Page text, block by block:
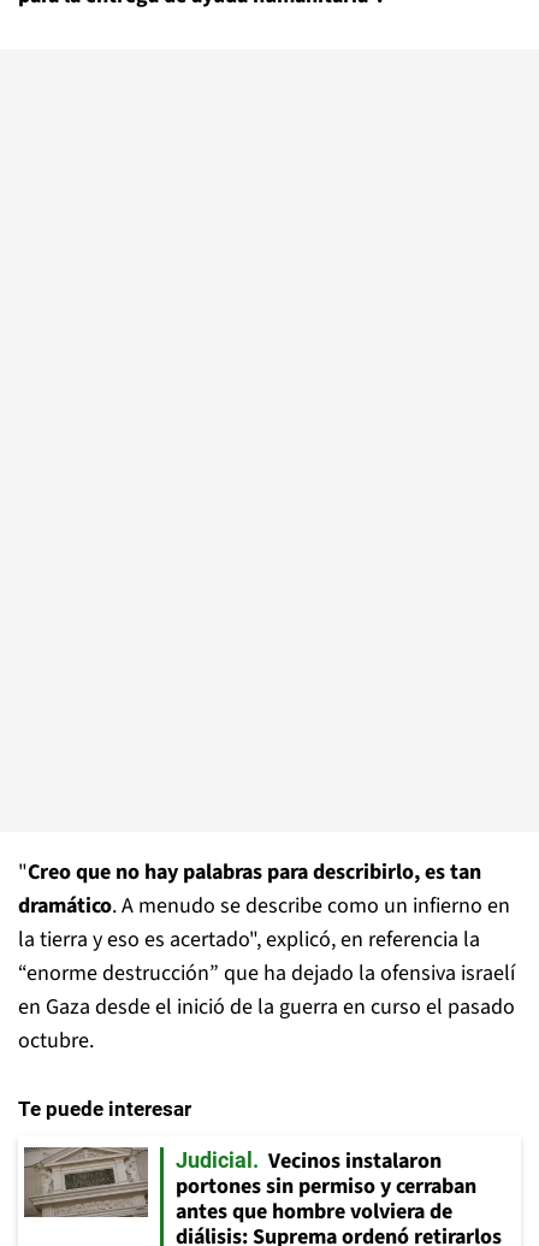
"Creo que no hay palabras para describirlo, es tan
dramático. A menudo se describe como un infierno en
la tierra y eso es acertado", explicó, en referencia la
“enorme destrucción” que ha dejado la ofensiva israelí
en Gaza desde el inició de la guerra en curso el pasado
octubre.
Te puede interesar
Judicial
Vecinos instalaron
portones sin permiso y cerraban
antes que hombre volviera de
diálisis: Suprema ordenó retirarlos